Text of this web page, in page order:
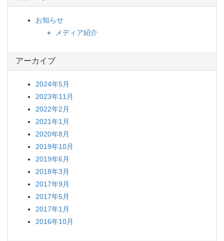
お知らせ
メディア紹介
アーカイブ
2024年5月
2023年11月
2022年2月
2021年1月
2020年8月
2019年10月
2019年6月
2018年3月
2017年9月
2017年5月
2017年1月
2016年10月